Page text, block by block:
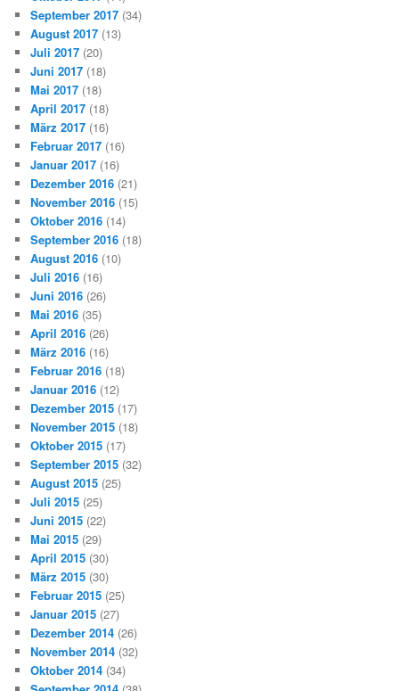
September 2017 (34)
August 2017 (13)
Juli 2017 (20)
Juni 2017 (18)
Mai 2017 (18)
April 2017 (18)
März 2017 (16)
Februar 2017 (16)
Januar 2017 (16)
Dezember 2016 (21)
November 2016 (15)
Oktober 2016 (14)
September 2016 (18)
August 2016 (10)
Juli 2016 (16)
Juni 2016 (26)
Mai 2016 (35)
April 2016 (26)
März 2016 (16)
Februar 2016 (18)
Januar 2016 (12)
Dezember 2015 (17)
November 2015 (18)
Oktober 2015 (17)
September 2015 (32)
August 2015 (25)
Juli 2015 (25)
Juni 2015 (22)
Mai 2015 (29)
April 2015 (30)
März 2015 (30)
Februar 2015 (25)
Januar 2015 (27)
Dezember 2014 (26)
November 2014 (32)
Oktober 2014 (34)